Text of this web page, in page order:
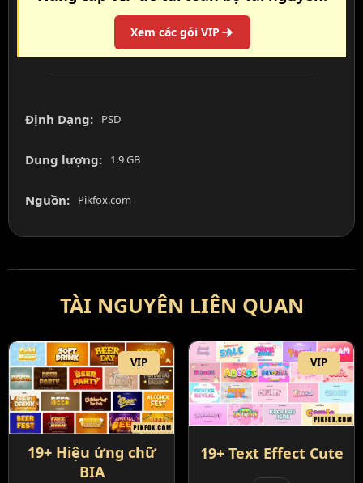
Xem các gói VIP
Định Dạng: PSD
Dung lượng: 1.9 GB
Nguồn: Pikfox.com
TÀI NGUYÊN LIÊN QUAN
VIP
19+ Hiệu ứng chữ
BIA
VIP
19+ Text Effect Cute